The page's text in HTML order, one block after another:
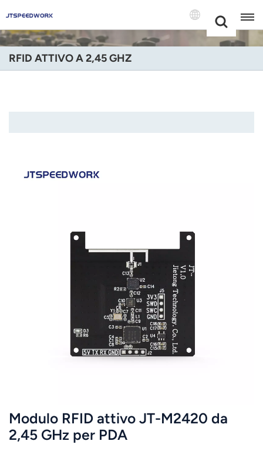
+86 -18681515767
English
عربي
日语
한국어
Türk
Melayu
RFID ATTIVO A 2,45 GHZ
Modulo RFID attivo JT-M2420 da
2,45 GHz per PDA